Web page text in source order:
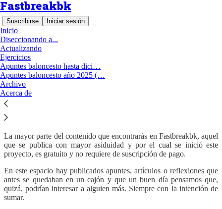
Fastbreakbk
Suscribirse Iniciar sesión
Inicio
Diseccionando a...
Actualizando
Ejercicios
Apuntes baloncesto hasta dici…
Apuntes baloncesto año 2025 (…
Archivo
Acerca de
¡Subscríbete!
para entrenadores.
La mayor parte del contenido que encontrarás en Fastbreakbk, aquel
que se publica con mayor asiduidad y por el cual se inició este
proyecto, es gratuito y no requiere de suscripción de pago.
En este espacio hay publicados apuntes, artículos o reflexiones que
antes se quedaban en un cajón y que un buen día pensamos que,
quizá, podrían interesar a alguien más. Siempre con la intención de
sumar.